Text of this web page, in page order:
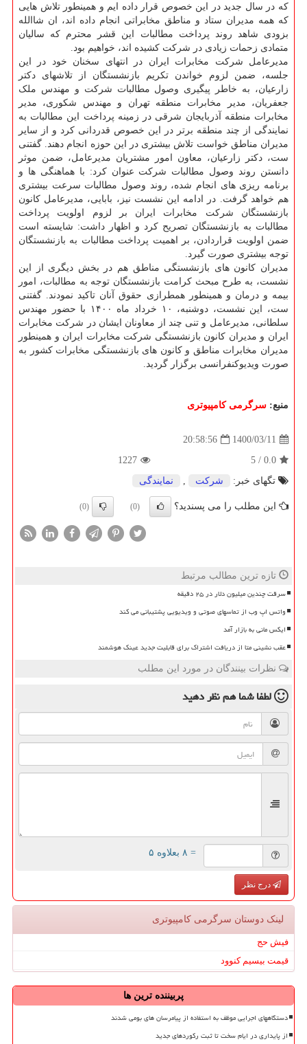
که در سال جدید در این خصوص قرار داده ایم و همینطور تلاش هایی
که همه مدیران ستاد و مناطق مخابراتی انجام داده اند، ان شاالله
بزودی شاهد روند پرداخت مطالبات این قشر محترم که سالیان
متمادی زحمات زیادی در شرکت کشیده اند، خواهیم بود.
مدیرعامل شرکت مخابرات ایران در انتهای سخنان خود در این
جلسه، ضمن لزوم خواندن تکریم بازنشستگان از تلاشهای دکتر
زارعیان، به خاطر پیگیری وصول مطالبات شرکت و مهندس ملک
جعفریان، مدیر مخابرات منطقه تهران و مهندس شکوری، مدیر
مخابرات منطقه آذربایجان شرقی در زمینه پرداخت این مطالبات به
نمایندگی از چند منطقه برتر در این خصوص قدردانی کرد و از سایر
مدیران مناطق خواست تلاش بیشتری در این حوزه انجام دهند. گفتنی
ست، دکتر زارعیان، معاون امور مشتریان مدیرعامل، ضمن موثر
دانستن روند وصول مطالبات شرکت عنوان کرد: با هماهنگی ها و
برنامه ریزی های انجام شده، روند وصول مطالبات سرعت بیشتری
هم خواهد گرفت. در ادامه این نشست نیز، بابایی، مدیرعامل کانون
بازنشستگان شرکت مخابرات ایران بر لزوم اولویت پرداخت
مطالبات به بازنشستگان تصریح کرد و اظهار داشت: شایسته است
ضمن اولویت قراردادن، بر اهمیت پرداخت مطالبات به بازنشستگان
توجه بیشتری صورت گیرد.
مدیران کانون های بازنشستگی مناطق هم در بخش دیگری از این
نشست، به طرح مبحث کرامت بازنشستگان توجه به مطالبات، امور
بیمه و درمان و همینطور همطرازی حقوق آنان تاکید نمودند. گفتنی
ست، این نشست، دوشنبه، ۱۰ خرداد ماه ۱۴۰۰ با حضور مهندس
سلطانی، مدیرعامل و تنی چند از معاونان ایشان در شرکت مخابرات
ایران و مدیران کانون بازنشستگی شرکت مخابرات ایران و همینطور
مدیران مخابرات مناطق و کانون های بازنشستگی مخابرات کشور به
صورت ویدیوکنفرانسی برگزار گردید.
منبع: سرگرمی كامپیوتری
1400/03/11
20:58:56
0.0
/
5
1227
تگهای خبر:
شركت , نمایندگی
این مطلب را می پسندید؟ (0)
(0)
تازه ترین مطالب مرتبط
سرقت چندین میلیون دلار در ۲۵ دقیقه
واتس اپ وب از تماسهای صوتی و ویدیویی پشتیبانی می کند
ایکس مانی به بازار آمد
عقب نشینی متا از دریافت اشتراک برای قابلیت جدید عینک هوشمند
نظرات بینندگان در مورد این مطلب
لطفا شما همنظر دهید
= ۸ بعلاوه ۵
درج نظر
لینک دوستان سرگرمی كامپیوتری
فیش حج
قیمت بیسیم کنوود
پربیننده ترین ها
دستگاههای اجرایی موظف به استفاده از پیامرسان های بومی شدند
از پایداری در ایام سخت تا ثبت رکوردهای جدید